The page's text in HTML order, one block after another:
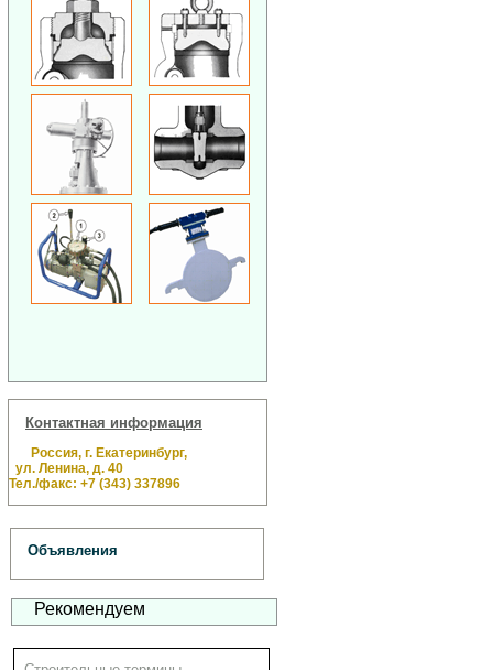
Контактная информация
Россия, г. Екатеринбург,
ул. Ленина, д. 40
Тел./факс: +7 (343) 337896
Объявления
Рекомендуем